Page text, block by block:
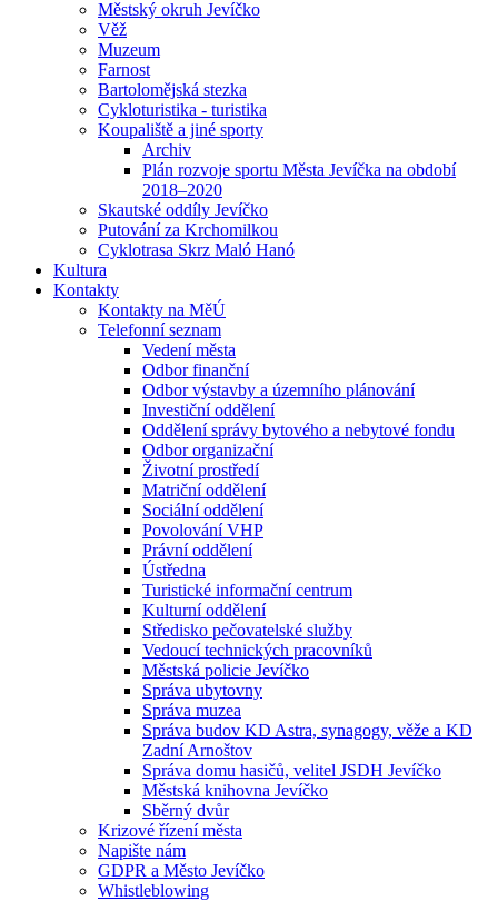
Městský okruh Jevíčko
Věž
Muzeum
Farnost
Bartolomějská stezka
Cykloturistika - turistika
Koupaliště a jiné sporty
Archiv
Plán rozvoje sportu Města Jevíčka na období
2018–2020
Skautské oddíly Jevíčko
Putování za Krchomilkou
Cyklotrasa Skrz Maló Hanó
Kultura
Kontakty
Kontakty na MěÚ
Telefonní seznam
Vedení města
Odbor finanční
Odbor výstavby a územního plánování
Investiční oddělení
Oddělení správy bytového a nebytové fondu
Odbor organizační
Životní prostředí
Matriční oddělení
Sociální oddělení
Povolování VHP
Právní oddělení
Ústředna
Turistické informační centrum
Kulturní oddělení
Středisko pečovatelské služby
Vedoucí technických pracovníků
Městská policie Jevíčko
Správa ubytovny
Správa muzea
Správa budov KD Astra, synagogy, věže a KD
Zadní Arnoštov
Správa domu hasičů, velitel JSDH Jevíčko
Městská knihovna Jevíčko
Sběrný dvůr
Krizové řízení města
Napište nám
GDPR a Město Jevíčko
Whistleblowing